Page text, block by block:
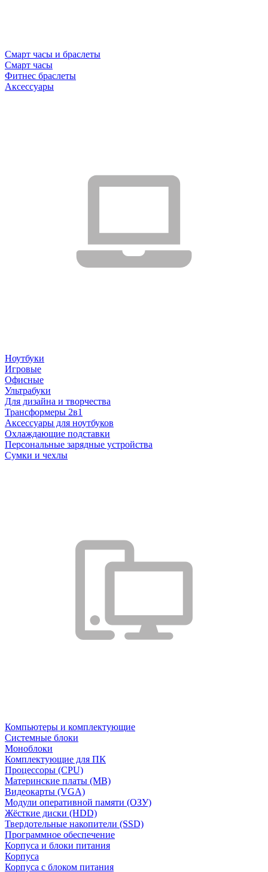
Смарт часы и браслеты
Смарт часы
Фитнес браслеты
Аксессуары
Ноутбуки
Игровые
Офисные
Ультрабуки
Для дизайна и творчества
Трансформеры 2в1
Аксессуары для ноутбуков
Охлаждающие подставки
Персональные зарядные устройства
Сумки и чехлы
Компьютеры и комплектующие
Системные блоки
Моноблоки
Комплектующие для ПК
Процессоры (CPU)
Материнские платы (MB)
Видеокарты (VGA)
Модули оперативной памяти (ОЗУ)
Жёсткие диски (HDD)
Твердотельные накопители (SSD)
Программное обеспечение
Корпуса и блоки питания
Корпуса
Корпуса с блоком питания